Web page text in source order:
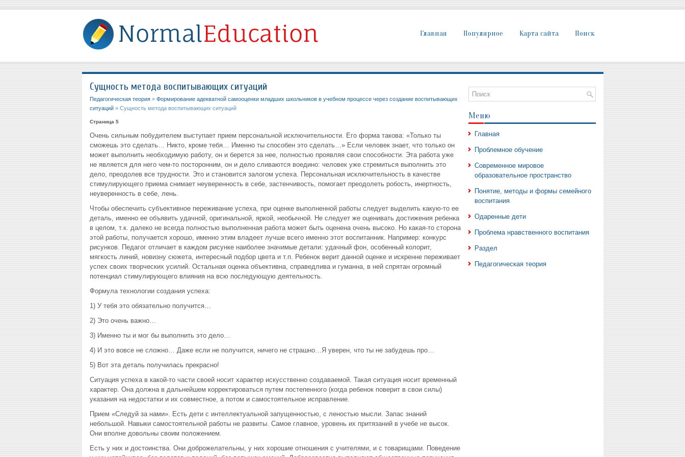
Главная Популярное Карта сайта Поиск
Сущность метода воспитывающих ситуаций
Педагогическая теория» Формирование адекватной самооценки младших школьников в учебном процессе через создание воспитывающих
ситуаций» Сущность метода воспитывающих ситуаций
Страница 5
Очень сильным побудителем выступает прием персональной исключительности. Его форма такова: «Только ты
сможешь это сделать… Никто, кроме тебя… Именно ты способен это сделать…» Если человек знает, что только он
может выполнить необходимую работу, он и берется за нее, полностью проявляя свои способности. Эта работа уже
не является для него чем-то посторонним, он и дело сливаются воедино: человек уже стремиться выполнить это
дело, преодолев все трудности. Это и становится залогом успеха. Персональная исключительность в качестве
стимулирующего приема снимает неуверенность в себе, застенчивость, помогает преодолеть робость, инертность,
неуверенность в себе, лень.
Чтобы обеспечить субъективное переживание успеха, при оценке выполненной работы следует выделить какую-то ее
деталь, именно ее объявить удачной, оригинальной, яркой, необычной. Не следует же оценивать достижения ребенка
в целом, т.к. далеко не всегда полностью выполненная работа может быть оценена очень высоко. Но какая-то сторона
этой работы, получается хорошо, именно этим владеет лучше всего именно этот воспитанник. Например: конкурс
рисунков. Педагог отличает в каждом рисунке наиболее значимые детали: удачный фон, особенный колорит,
мягкость линий, новизну сюжета, интересный подбор цвета и т.п. Ребенок верит данной оценке и искренне переживает
успех своих творческих усилий. Остальная оценка объективна, справедлива и гуманна, в ней спрятан огромный
потенциал стимулирующего влияния на всю последующую деятельность.
Формула технологии создания успеха:
1) У тебя это обязательно получится…
2) Это очень важно…
3) Именно ты и мог бы выполнить это дело…
4) И это вовсе не сложно… Даже если не получится, ничего не страшно…Я уверен, что ты не забудешь про…
5) Вот эта деталь получилась прекрасно!
Ситуация успеха в какой-то части своей носит характер искусственно создаваемой. Такая ситуация носит временный
характер. Она должна в дальнейшем корректироваться путем постепенного (когда ребенок поверит в свои силы)
указания на недостатки и их совместное, а потом и самостоятельное исправление.
Прием «Следуй за нами». Есть дети с интеллектуальной запущенностью, с леностью мысли. Запас знаний
небольшой. Навыки самостоятельной работы не развиты. Самое главное, уровень их притязаний в учебе не высок.
Они вполне довольны своим положением.
Есть у них и достоинства. Они доброжелательны, у них хорошие отношения с учителями, и с товарищами. Поведение
Меню
Главная
Проблемное обучение
Современное мировое
образовательное пространство
Понятие, методы и формы семейного
воспитания
Одаренные дети
Проблема нравственного воспитания
Раздел
Педагогическая теория